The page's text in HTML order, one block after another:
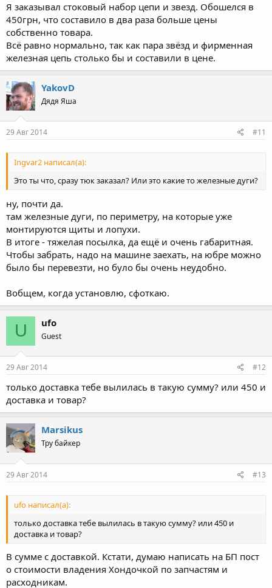
Я заказывал стоковый набор цепи и звезд. Обошелся в
450грн, что составило в два раза больше цены
собственно товара.
Всё равно нормально, так как пара звёзд и фирменная
железная цепь столько бы и составили в цене.
YakovD
Дядя Яша
29 Авг 2014 #11
Ingvar2 написал(а):
Это ты что, сразу тюк заказал? Или это какие то железные дуги?
ну, почти да.
там железные дуги, по периметру, на которые уже
монтируются щиты и лопухи.
В итоге - тяжелая посылка, да ещё и очень габаритная.
Чтобы забрать, надо на машине заехать, на юбре можно
было бы перевезти, но було бы очень неудобно.
Вобщем, когда установлю, сфоткаю.
U ufo
Guest
29 Авг 2014 #12
только доставка тебе вылилась в такую сумму? или 450 и
доставка и товар?
Marsikus
Тру байкер
29 Авг 2014 #13
ufo написал(а):
только доставка тебе вылилась в такую сумму? или 450 и
доставка и товар?
В сумме с доставкой. Кстати, думаю написать на БП пост
о стоимости владения Хондочкой по запчастям и
расходникам.